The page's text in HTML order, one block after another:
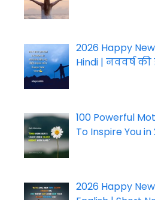
2026 Happy
Hindi | नववर्ष
100 Powerful
To Inspire You in
2026 Happy